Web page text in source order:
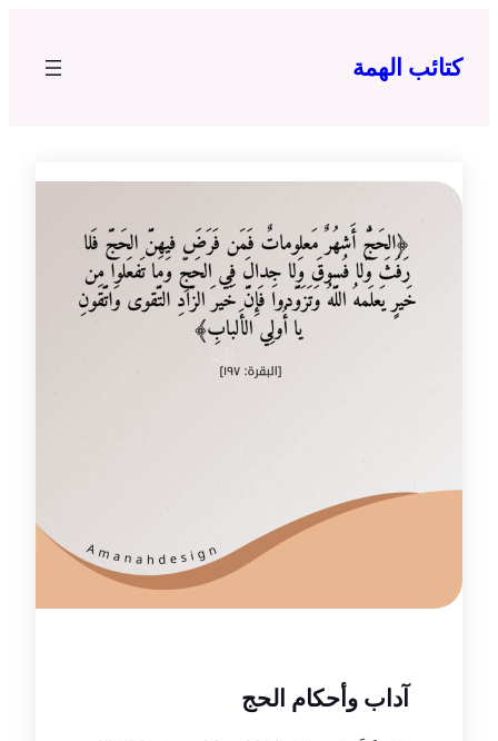
المحتوى
كتائب الهمة
آداب وأحكام الحج